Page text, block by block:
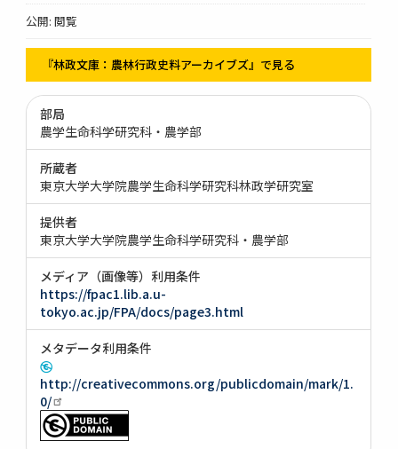
公開: 閲覧
『林政文庫：農林行政史料アーカイブズ』で見る
部局
農学生命科学研究科・農学部
所蔵者
東京大学大学院農学生命科学研究科林政学研究室
提供者
東京大学大学院農学生命科学研究科・農学部
メディア（画像等）利用条件
https://fpac1.lib.a.u-
tokyo.ac.jp/FPA/docs/page3.html
メタデータ利用条件
http://creativecommons.org/publicdomain/mark/1.
0/